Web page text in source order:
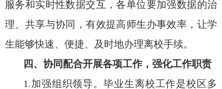
服务和实时性数据交互，各单位要加强数据的治
理、共享与协同，有效提高师生办事效率，让学
生能够快速、便捷、及时地办理离校手续。
四、协同配合开展各项工作，强化工作职责
1.加强组织领导。毕业生离校工作是校区多